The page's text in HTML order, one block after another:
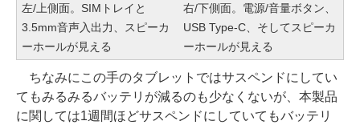
左/上側面。SIMトレイと
3.5mm音声入出力、スピーカ
ーホールが見える
右/下側面。電源/音量ボタン、
USB Type-C、そしてスピーカ
ーホールが見える
ちなみにこの手のタブレットではサスペンドにしてい
てもみるみるバッテリが減るのも少なくないが、本製品
に関しては1週間ほどサスペンドにしていてもバッテリ